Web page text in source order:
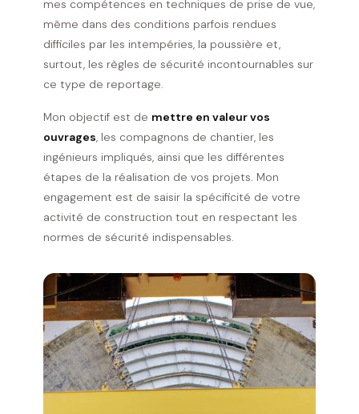
mes compétences en techniques de prise de vue,
même dans des conditions parfois rendues
difficiles par les intempéries, la poussière et,
surtout, les règles de sécurité incontournables sur
ce type de reportage.
Mon objectif est de mettre en valeur vos
ouvrages, les compagnons de chantier, les
ingénieurs impliqués, ainsi que les différentes
étapes de la réalisation de vos projets. Mon
engagement est de saisir la spécificité de votre
activité de construction tout en respectant les
normes de sécurité indispensables.